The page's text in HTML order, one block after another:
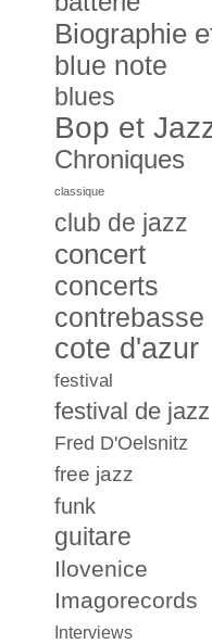
Biographie
blue note
blues
Bop et
Chroniques
classique
club de jazz
concert
concerts
contrebasse
cote d'azur
festival
festival de jazz
Fred D'Oelsnitz
free jazz
funk
guitare
Ilovenice
Imagorecords
Interviews